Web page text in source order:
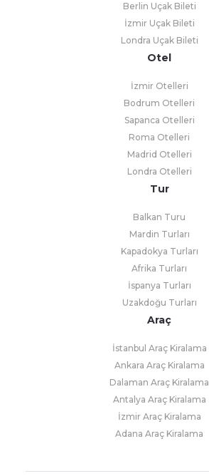
Berlin Uçak Bileti
İzmir Uçak Bileti
Londra Uçak Bileti
Otel
İzmir Otelleri
Bodrum Otelleri
Sapanca Otelleri
Roma Otelleri
Madrid Otelleri
Londra Otelleri
Tur
Balkan Turu
Mardin Turları
Kapadokya Turları
Afrika Turları
İspanya Turları
Uzakdoğu Turları
Araç
İstanbul Araç Kiralama
Ankara Araç Kiralama
Dalaman Araç Kiralama
Antalya Araç Kiralama
İzmir Araç Kiralama
Adana Araç Kiralama